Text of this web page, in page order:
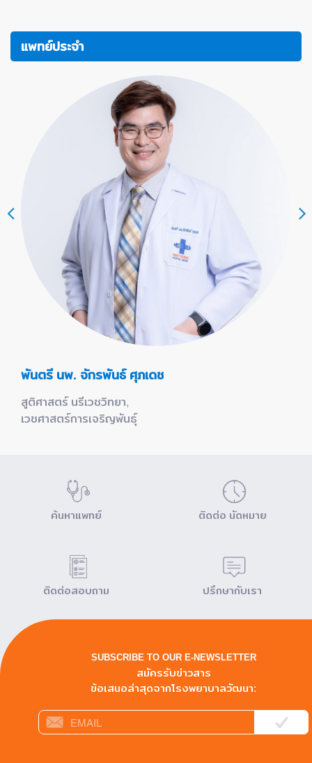
แพทย์ประจำ
พันตรี นพ. จักรพันธ์ ศุภเดช
สูติศาสตร์ นรีเวชวิทยา,
เวชศาสตร์การเจริญพันธุ์
ค้นหาแพทย์ ติดต่อ นัดหมาย
ติดต่อสอบถาม ปรึกษากับเรา
SUBSCRIBE TO OUR E-NEWSLETTER
สมัครรับข่าวสาร
ข้อเสนอล่าสุดจากโรงพยาบาลวัฒนา: